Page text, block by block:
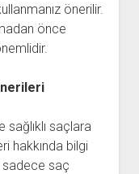
önerilir.
önce
saçlara
hakkında bilgi
sadece saç